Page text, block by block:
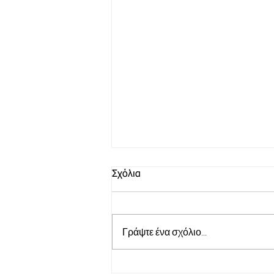
Σχόλια
Γράψτε ένα σχόλιο...